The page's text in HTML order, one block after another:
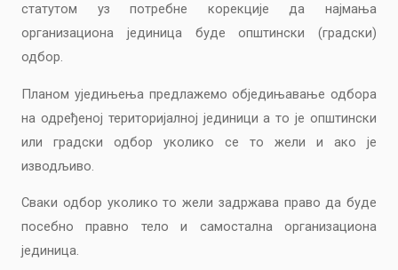
статутом уз потребне корекције да најмања
организациона јединица буде општински (градски)
одбор.
Планом уједињења предлажемо обједињавање одбора
на одређеној територијалној јединици а то је општински
или градски одбор уколико се то жели и ако је
изводљиво.
Сваки одбор уколико то жели задржава право да буде
посебно правно тело и самостална организациона
јединица.